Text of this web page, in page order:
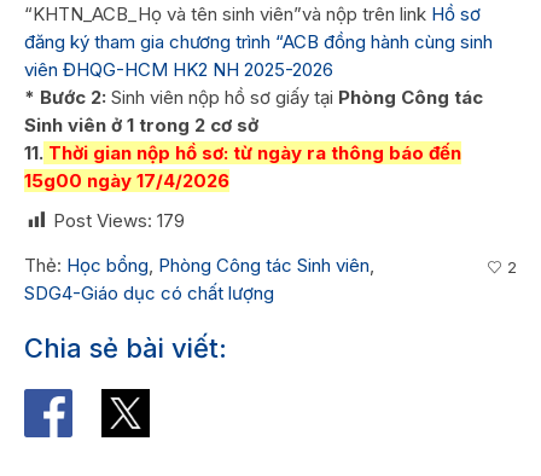
“KHTN_ACB_Họ và tên sinh viên”và nộp trên link Hồ sơ
đăng ký tham gia chương trình “ACB đồng hành cùng sinh
viên ĐHQG-HCM HK2 NH 2025-2026
* Bước 2: Sinh viên nộp hồ sơ giấy tại Phòng Công tác
Sinh viên ở 1 trong 2 cơ sở
11. Thời gian nộp hồ sơ: từ ngày ra thông báo đến
15g00 ngày 17/4/2026
Post Views: 179
Thẻ: Học bổng, Phòng Công tác Sinh viên,
SDG4-Giáo dục có chất lượng
2
Chia sẻ bài viết: